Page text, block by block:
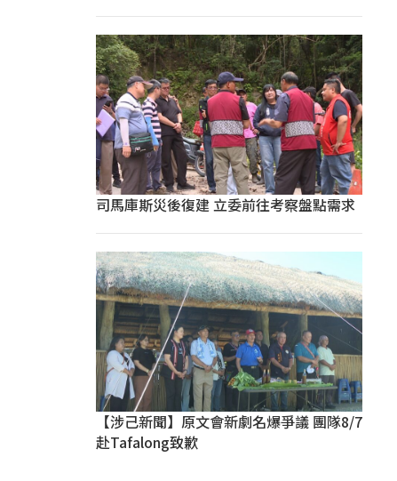
司馬庫斯災後復建 立委前往考察盤點需求
【涉己新聞】原文會新劇名爆爭議 團隊8/7
赴Tafalong致歉